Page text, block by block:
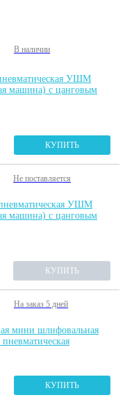
В наличии
УШМ
машина) с цанговым
КУПИТЬ
Не поставляется
УШМ
машина) с цанговым
КУПИТЬ
На заказ 5 дней
мини шлифовальная
КУПИТЬ